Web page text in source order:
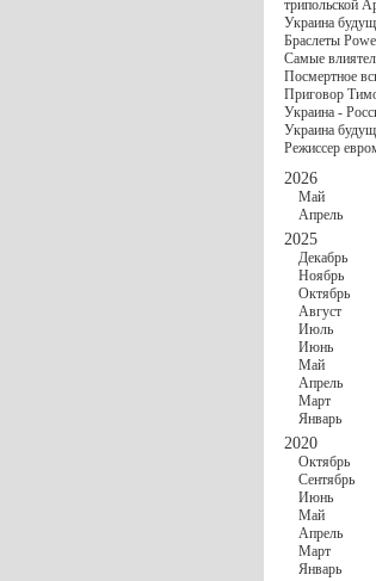
27 Ноября
Турции
17 Ноября
шестилетнего
16 Ноября
13 Ноября
10 Ноября
10 Ноября
особом статусе
03 Ноября
трипольской
Украина
Браслеты
Самые
Посмертное
Приговор
Украина -
Украина
Режиссер
2026
Май
Апрель
2025
Декабрь
Ноябрь
Октябрь
Август
Июль
Июнь
Май
Апрель
Март
Январь
2020
Октябрь
Сентябрь
Июнь
Май
Апрель
Март
Январь